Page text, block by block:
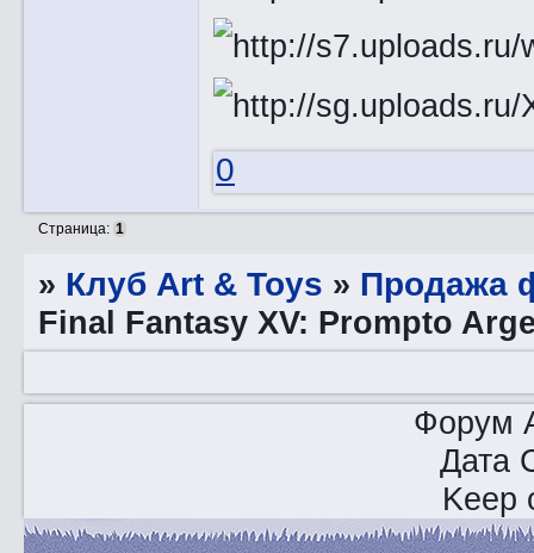
0
Страница: 1
» Клуб Art & Toys » Продажа
Final Fantasy XV: Prompto
Форум
Дата
Keep